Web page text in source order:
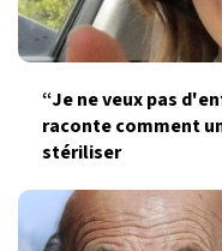
“Je ne veux pas
raconte comment
stériliser